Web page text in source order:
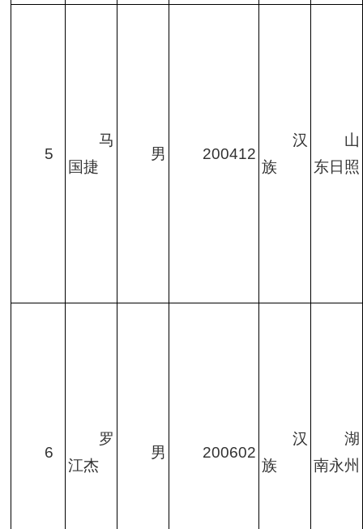
5
马
国捷
男 200412
汉
族
山
东日照
6
罗
江杰
男 200602
汉
族
湖
南永州